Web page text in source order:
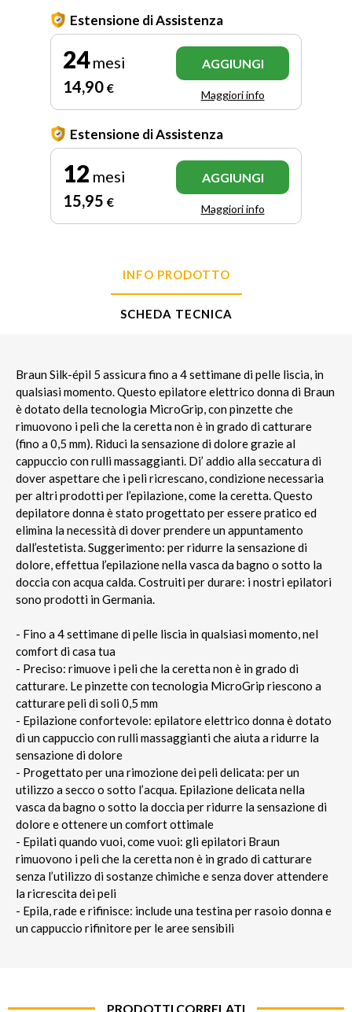
Estensione di Assistenza
24mesi
14,90 €
AGGIUNGI
Maggiori info
Estensione di Assistenza
12 mesi
15,95 €
AGGIUNGI
Maggiori info
INFO PRODOTTO
SCHEDA TECNICA
Braun Silk-épil 5 assicura fino a 4 settimane di pelle liscia, in
qualsiasi momento. Questo epilatore elettrico donna di Braun
è dotato della tecnologia MicroGrip, con pinzette che
rimuovono i peli che la ceretta non è in grado di catturare
(fino a 0,5 mm). Riduci la sensazione di dolore grazie al
cappuccio con rulli massaggianti. Di’ addio alla seccatura di
dover aspettare che i peli ricrescano, condizione necessaria
per altri prodotti per l’epilazione, come la ceretta. Questo
depilatore donna è stato progettato per essere pratico ed
elimina la necessità di dover prendere un appuntamento
dall’estetista. Suggerimento: per ridurre la sensazione di
dolore, effettua l’epilazione nella vasca da bagno o sotto la
doccia con acqua calda. Costruiti per durare: i nostri epilatori
sono prodotti in Germania.
- Fino a 4 settimane di pelle liscia in qualsiasi momento, nel
comfort di casa tua
- Preciso: rimuove i peli che la ceretta non è in grado di
catturare. Le pinzette con tecnologia MicroGrip riescono a
catturare peli di soli 0,5 mm
- Epilazione confortevole: epilatore elettrico donna è dotato
di un cappuccio con rulli massaggianti che aiuta a ridurre la
sensazione di dolore
- Progettato per una rimozione dei peli delicata: per un
utilizzo a secco o sotto l’acqua. Epilazione delicata nella
vasca da bagno o sotto la doccia per ridurre la sensazione di
dolore e ottenere un comfort ottimale
- Epilati quando vuoi, come vuoi: gli epilatori Braun
rimuovono i peli che la ceretta non è in grado di catturare
senza l’utilizzo di sostanze chimiche e senza dover attendere
la ricrescita dei peli
- Epila, rade e rifinisce: include una testina per rasoio donna e
un cappuccio rifinitore per le aree sensibili
PRODOTTI CORRELATI